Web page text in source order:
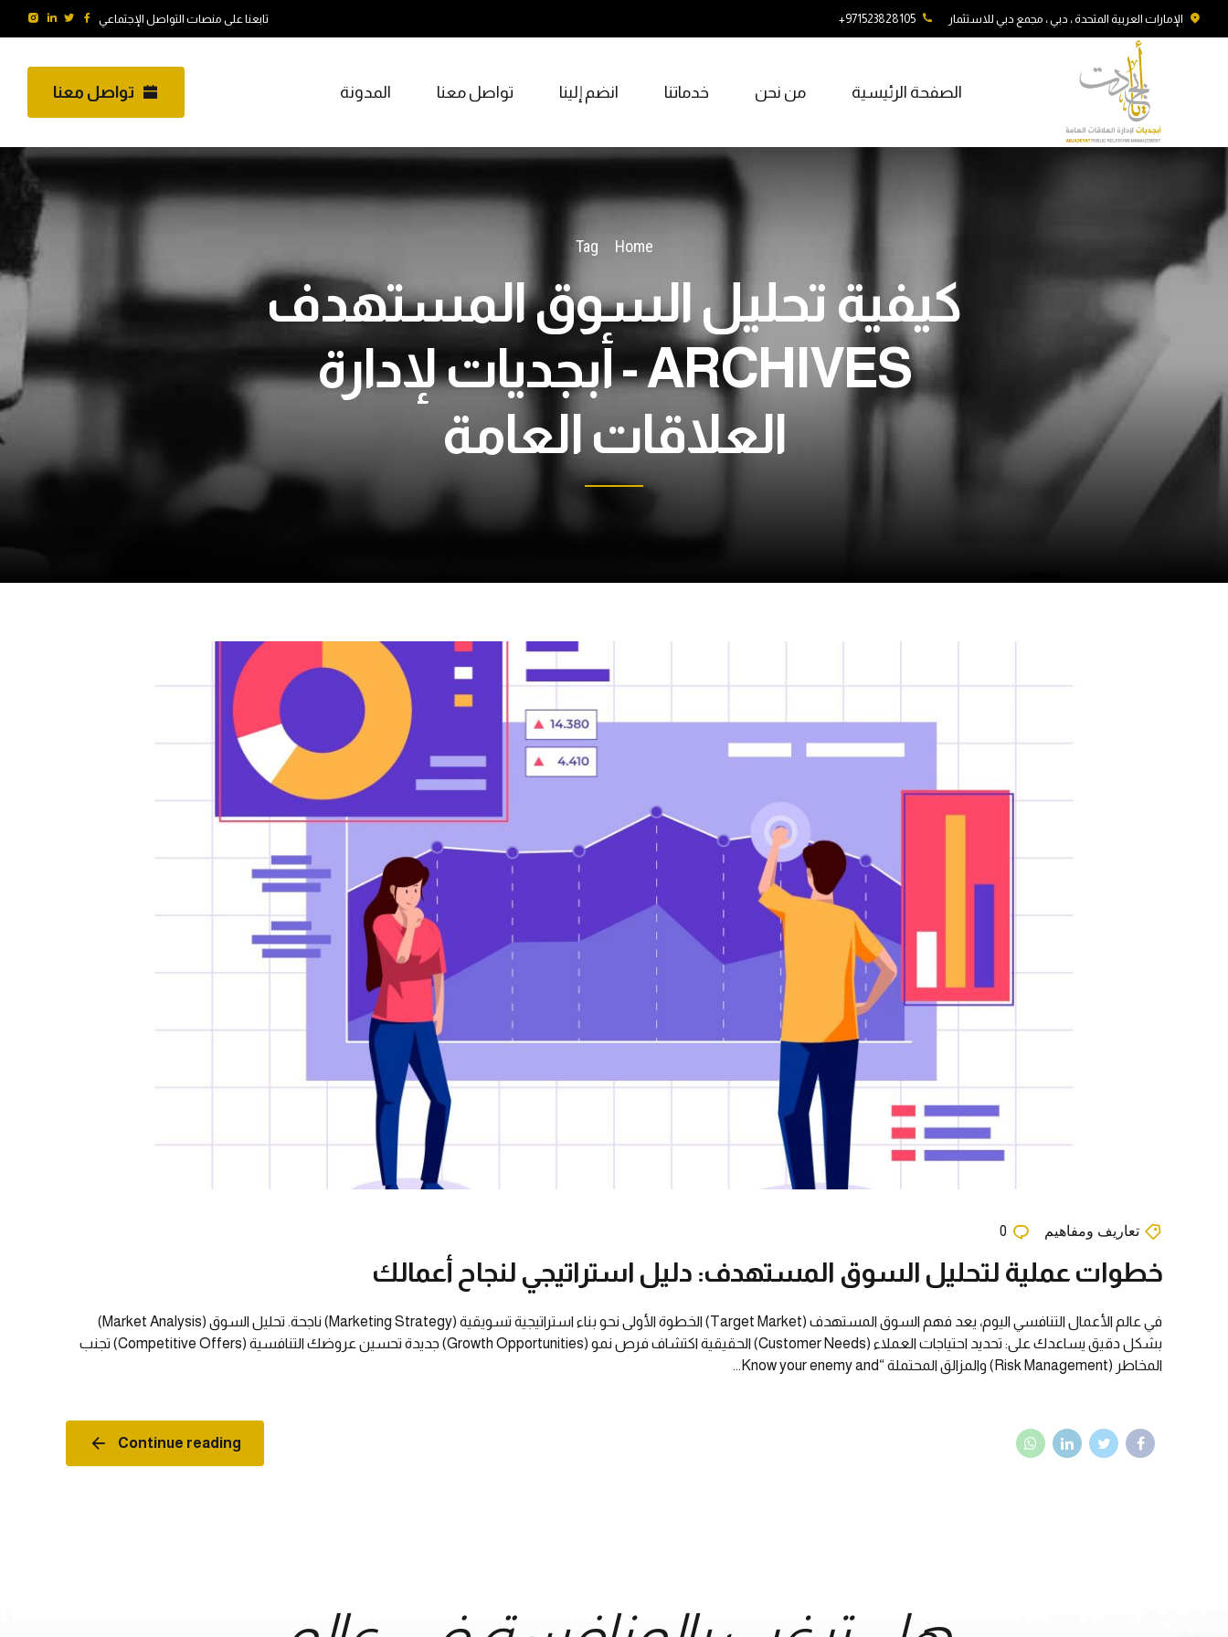
الإمارات العربية المتحدة ، دبي ، مجمع دبي للاستثمار 971523828105+ تابعنا على منصات التواصل الإجتماعي
تواصل معنا الصفحة الرئيسية من نحن خدماتنا انضم إلينا تواصل معنا المدونة
Home
Tag
كيفية تحليل السوق المستهدف
ARCHIVES - أبجديات لإدارة
العلاقات العامة
تعاريف ومفاهيم 0
خطوات عملية لتحليل السوق المستهدف: دليل استراتيجي لنجاح أعمالك
في عالم الأعمال التنافسي اليوم، يعد فهم السوق المستهدف (Target Market) الخطوة الأولى نحو بناء استراتيجية تسويقية (Marketing Strategy) ناجحة. تحليل السوق (Market Analysis)
بشكل دقيق يساعدك على: تحديد احتياجات العملاء (Customer Needs) الحقيقية اكتشاف فرص نمو (Growth Opportunities) جديدة تحسين عروضك التنافسية (Competitive Offers) تجنب
المخاطر (Risk Management) والمزالق المحتملة “Know your enemy and...
Continue reading